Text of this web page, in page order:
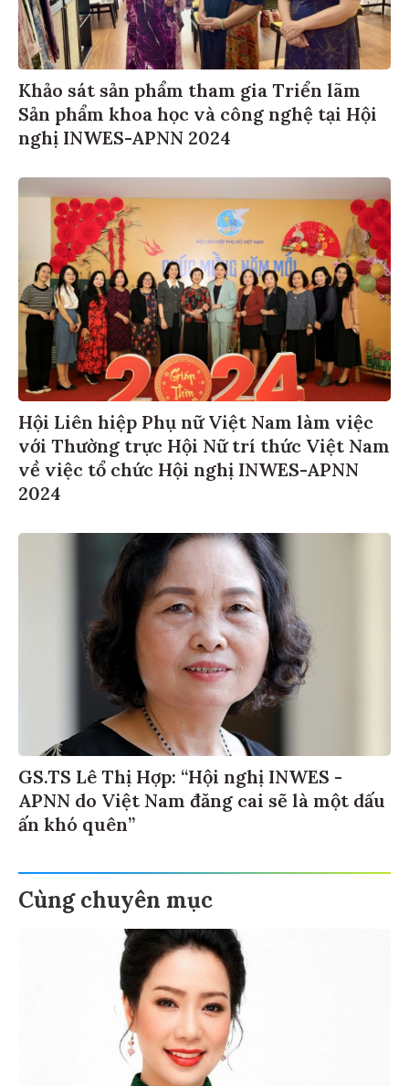
Khảo sát sản phẩm tham gia Triển lãm
Sản phẩm khoa học và công nghệ tại Hội
nghị INWES-APNN 2024
Hội Liên hiệp Phụ nữ Việt Nam làm việc
với Thường trực Hội Nữ trí thức Việt Nam
về việc tổ chức Hội nghị INWES-APNN
2024
GS.TS Lê Thị Hợp: “Hội nghị INWES -
APNN do Việt Nam đăng cai sẽ là một dấu
ấn khó quên”
Cùng chuyên mục